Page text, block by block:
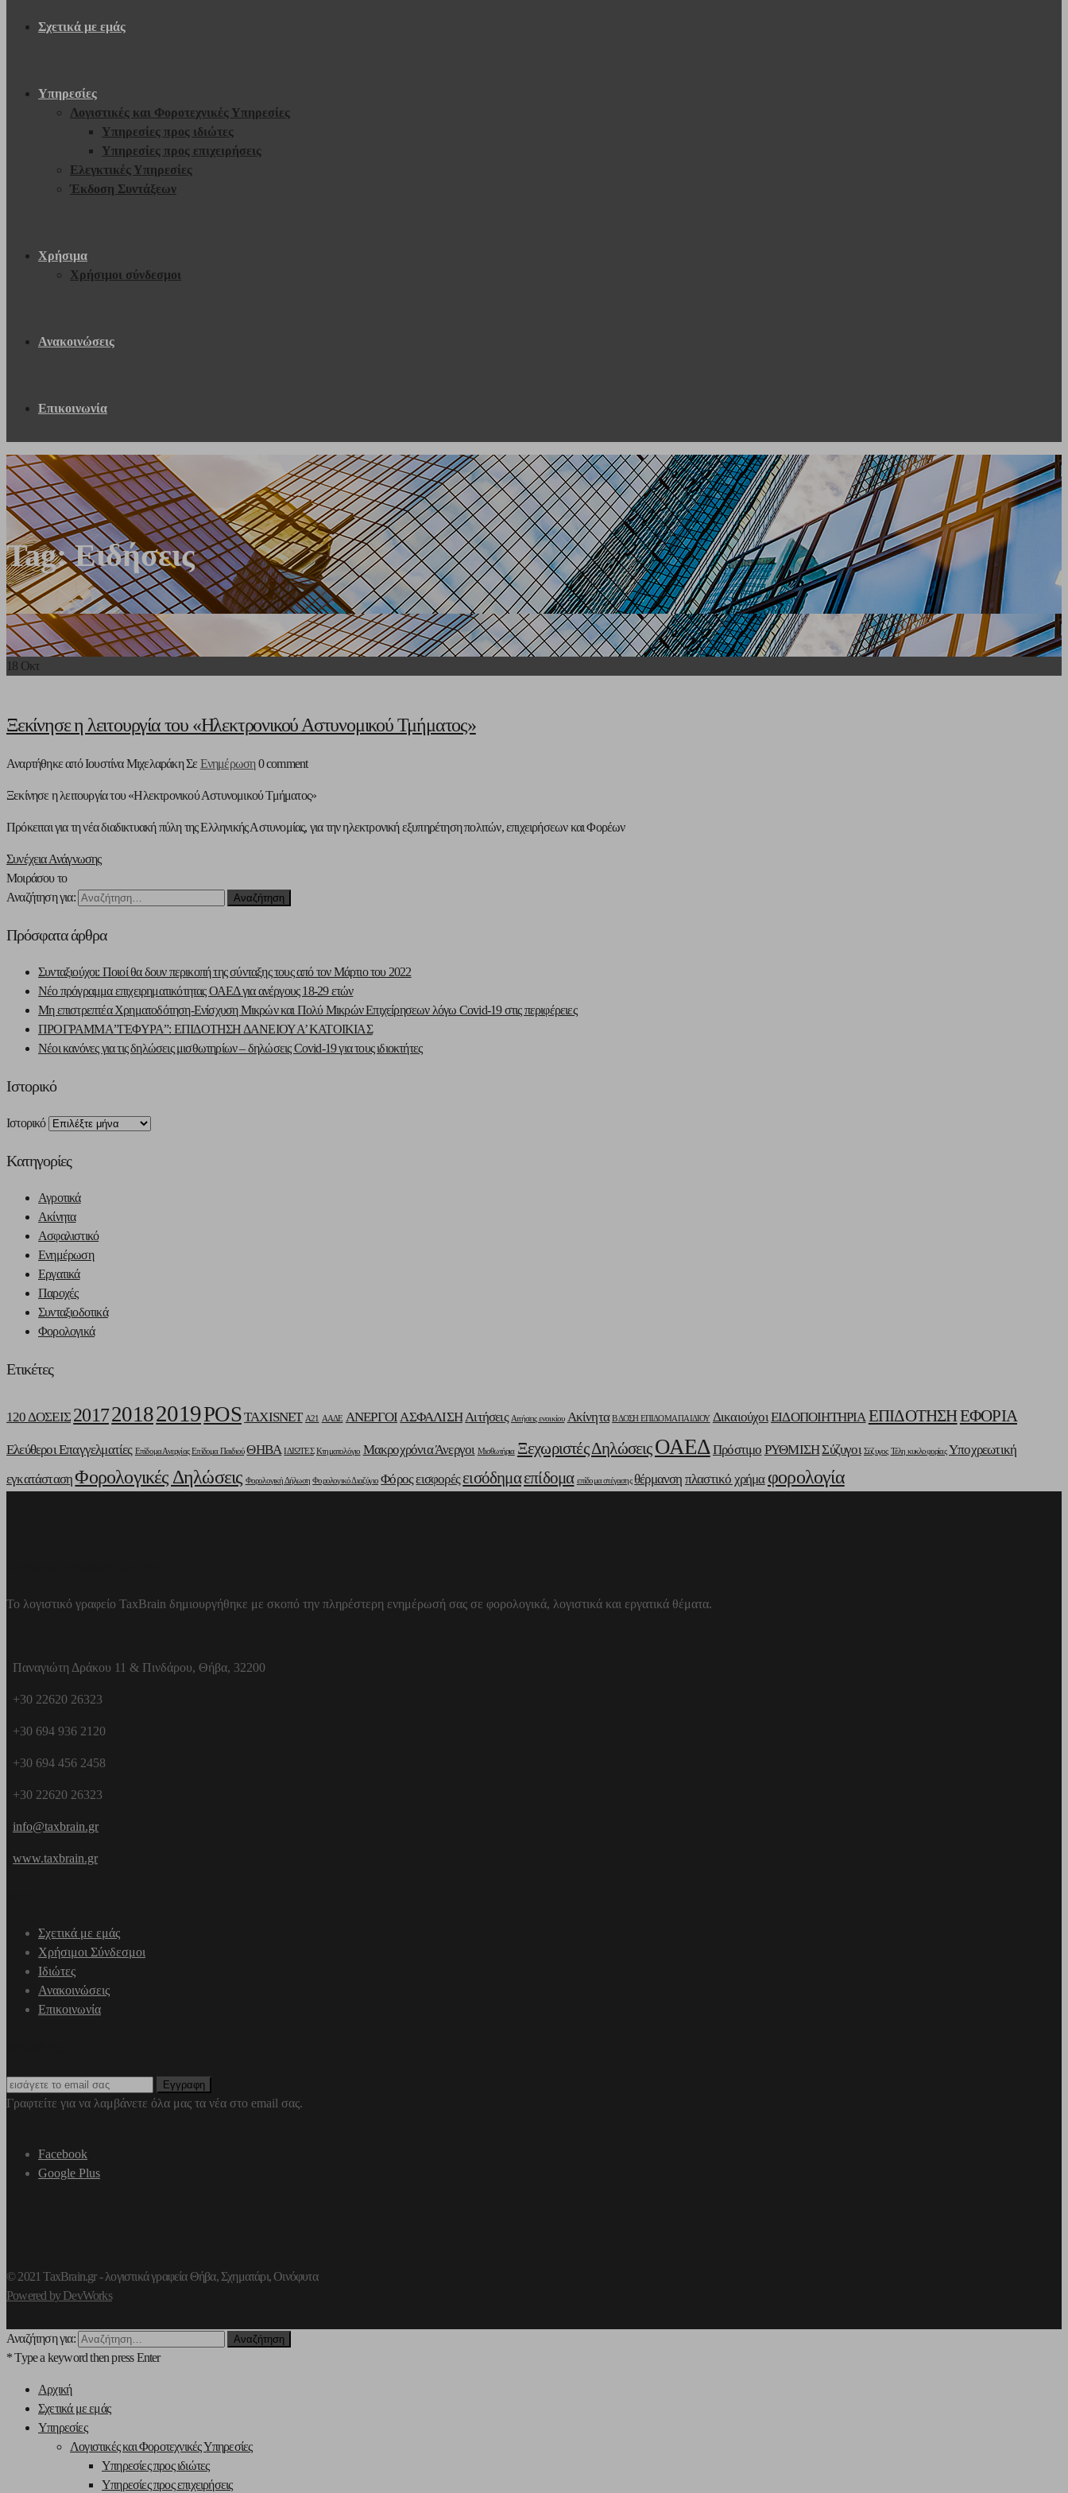
Σχετικά με εμάς
Υπηρεσίες
Λογιστικές και Φοροτεχνικές Υπηρεσίες
Υπηρεσίες προς ιδιώτες
Υπηρεσίες προς επιχειρήσεις
Ελεγκτικές Υπηρεσίες
Έκδοση Συντάξεων
Χρήσιμα
Χρήσιμοι σύνδεσμοι
Ανακοινώσεις
Επικοινωνία
Tag: Ειδήσεις
18 Οκτ
Ξεκίνησε η λειτουργία του «Ηλεκτρονικού Αστυνομικού Τμήματος»
Αναρτήθηκε από Ιουστίνα ΜιχελαράκηΣε Ενημέρωση 0 comment
Ξεκίνησε η λειτουργία του «Ηλεκτρονικού Αστυνομικού Τμήματος»
Πρόκειται για τη νέα διαδικτυακή πύλη της Ελληνικής Αστυνομίας, για την ηλεκτρονική εξυπηρέτηση πολιτών, επιχειρήσεων και Φορέων
Συνέχεια Ανάγνωσης
Μοιράσου το
Αναζήτηση για:
Πρόσφατα άρθρα
Συνταξιούχοι: Ποιοί θα δουν περικοπή της σύνταξης τους από τον Μάρτιο του 2022
Νέο πρόγραμμα επιχειρηματικότητας ΟΑΕΔ για ανέργους 18-29 ετών
Μη επιστρεπτέα Χρηματοδότηση-Ενίσχυση Μικρών και Πολύ Μικρών Επιχείρησεων λόγω Covid-19 στις περιφέρειες
ΠΡΟΓΡΑΜΜΑ”ΓΕΦΥΡΑ”: ΕΠΙΔΟΤΗΣΗ ΔΑΝΕΙΟΥ Α’ ΚΑΤΟΙΚΙΑΣ
Νέοι κανόνες για τις δηλώσεις μισθωτηρίων – δηλώσεις Covid-19 για τους ιδιοκτήτες
Ιστορικό
Ιστορικό
Kατηγορίες
Αγροτικά
Ακίνητα
Ασφαλιστικό
Ενημέρωση
Εργατικά
Παροχές
Συνταξιοδοτικά
Φορολογικά
Ετικέτες
120 ΔΟΣΕΙΣ 201720182019POSTAXISNET Α21 ΑΑΔΕ ΑΝΕΡΓΟΙΑΣΦΑΛΙΣΗΑιτήσεις Αιτήσεις ενοικίου Ακίνητα Β ΔΟΣΗ ΕΠΙΔΟΜΑ ΠΑΙΔΙΟΥ ΔικαιούχοιΕΙΔΟΠΟΙΗΤΗΡΙΑΕΠΙΔΟΤΗΣΗΕΦΟΡΙΑ
Ελεύθεροι Επαγγελματίες Επίδομα Ανεργίας Επίδομα Παιδιού ΘΗΒΑ ΙΔΙΩΤΕΣ Κτηματολόγιο Μακροχρόνια Άνεργοι Μισθωτήρια Ξεχωριστές ΔηλώσειςΟΑΕΔΠρόστιμο ΡΥΘΜΙΣΗΣύζυγοι Σύζυγος Τέλη κυκλοφορίας Υποχρεωτική
εγκατάστασηΦορολογικές Δηλώσεις Φορολογική Δήλωση Φορολογικό Διαζύγιο Φόροςεισφορές εισόδημαεπίδομα επίδομα στέγασης θέρμανση πλαστικό χρήμα φορολογία
Το λογιστικό γραφείο TaxBrain δημιουργήθηκε με σκοπό την πληρέστερη ενημέρωσή σας σε φορολογικά, λογιστικά και εργατικά θέματα.
Παναγιώτη Δράκου 11 & Πινδάρου, Θήβα, 32200
+30 22620 26323
+30 694 936 2120
+30 694 456 2458
+30 22620 26323
info@taxbrain.gr
www.taxbrain.gr
Σχετικά με εμάς
Χρήσιμοι Σύνδεσμοι
Ιδιώτες
Ανακοινώσεις
Επικοινωνία
Γραφτείτε για να λαμβάνετε όλα μας τα νέα στο email σας.
Facebook
Google Plus
© 2021 TaxBrain.gr -λογιστικά γραφεία Θήβα, Σχηματάρι, Οινόφυτα
Powered by DevWorks
Αναζήτηση για:
* Type a keyword then press Enter
Αρχική
Σχετικά με εμάς
Υπηρεσίες
Λογιστικές και Φοροτεχνικές Υπηρεσίες
Υπηρεσίες προς ιδιώτες
Υπηρεσίες προς επιχειρήσεις